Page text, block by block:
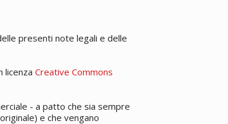
presenti note legali e delle
licenzaCreative Commons
- a patto che sia sempre
e che vengano